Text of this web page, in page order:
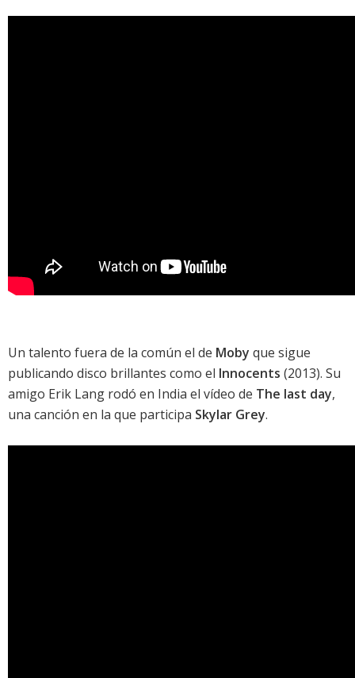
Un talento fuera de la común el de Moby que sigue
publicando disco brillantes como el Innocents (2013). Su
amigo Erik Lang rodó en India el vídeo de The last day,
una canción en la que participa Skylar Grey.